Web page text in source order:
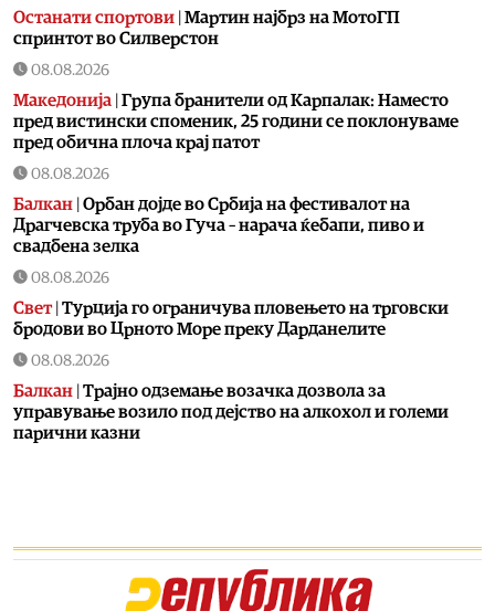
Останати спортови Мартин најбрз на МотоГП
спринтот во Силверстон
08.08.2026
Македонија Група бранители од Карпалак: Наместо
пред вистински споменик, 25 години се поклонуваме
пред обична плоча крај патот
08.08.2026
Балкан Орбан дојде во Србија на фестивалот на
Драгчевска труба во Гуча – нарача ќебапи, пиво и
свадбена зелка
08.08.2026
Свет| Турција го ограничува пловењето на трговски
бродови во Црното Море преку Дарданелите
08.08.2026
Балкан Трајно одземање возачка дозвола за
управување возило под дејство на алкохол и големи
парични казни
08.08.2026
Иран: Отворањето на Ормутскиот Теснец зависи